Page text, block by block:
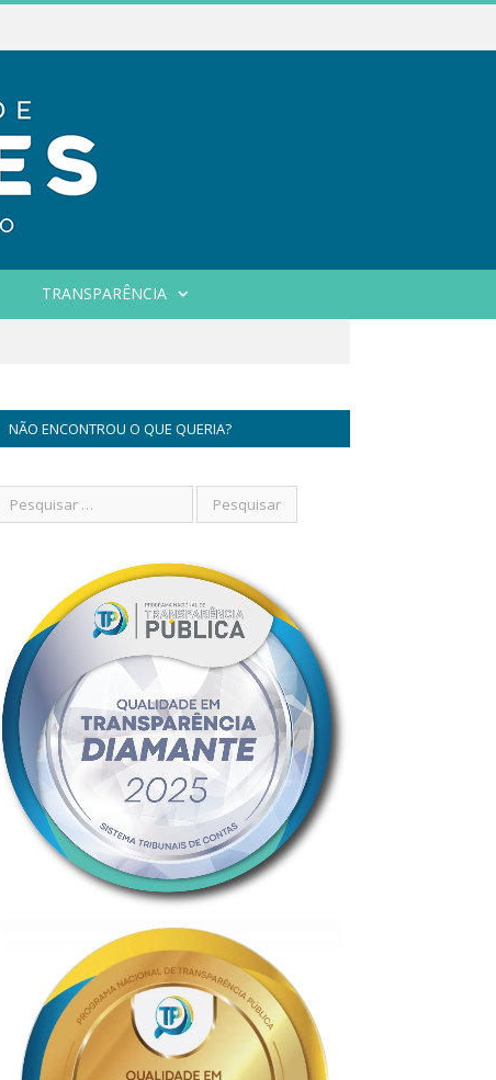
TRANSPARÊNCIA
NÃO ENCONTROU O QUE QUERIA?